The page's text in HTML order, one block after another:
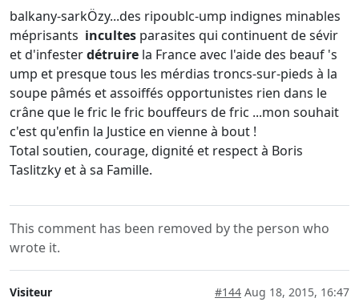
balkany-sarkÖzy...des ripoublc-ump indignes minables
méprisants incultes parasites qui continuent de sévir
et d'infesterdétruire la France avec l'aide des beauf 's
ump et presque tous les mérdias troncs-sur-pieds à la
soupe pâmés et assoiffés opportunistes rien dans le
crâne que le fric le fric bouffeurs de fric ...mon souhait
c'est qu'enfin la Justice en vienne à bout !
Total soutien, courage, dignité et respect à Boris
Taslitzky et à sa Famille.
This comment has been removed by the person who
wrote it.
Visiteur #144 Aug 18, 2015, 16:47